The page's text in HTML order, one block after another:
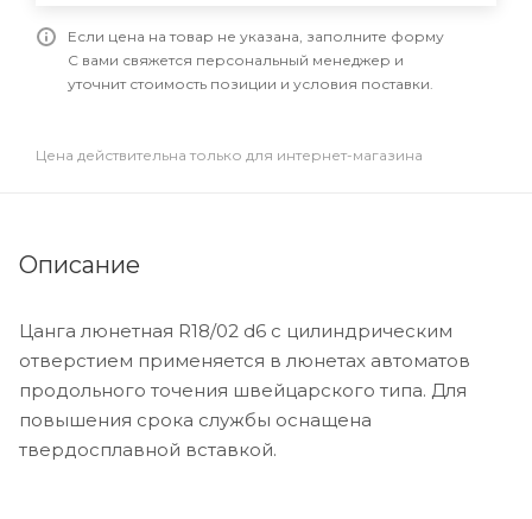
Если цена на товар не указана, заполните форму
С вами свяжется персональный менеджер и
уточнит стоимость позиции и условия поставки.
Цена действительна только для интернет-магазина
Описание
Цанга люнетная R18/02 d6 с цилиндрическим
отверстием применяется в люнетах автоматов
продольного точения швейцарского типа. Для
повышения срока службы оснащена
твердосплавной вставкой.